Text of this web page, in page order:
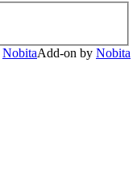
Add-on by Nobita
Nobita